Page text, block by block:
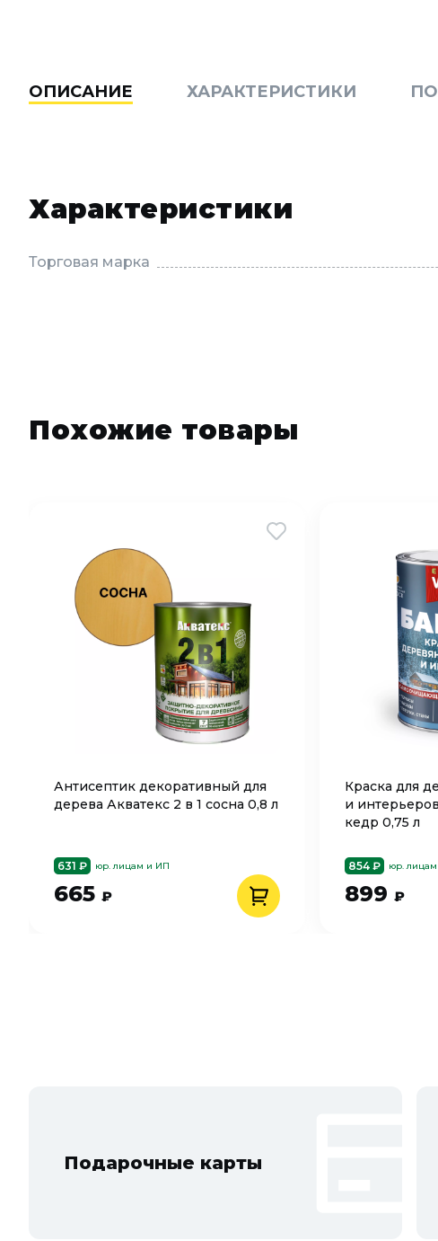
ОПИСАНИЕ ХАРАКТЕРИСТИКИ
Характеристики
Торговая марка
Похожие товары
Антисептик декоративный для
дерева Акватекс 2 в 1 сосна 0,8 л
631 ₽ юр. лицам и ИП
665 ₽
Краска для
и
кедр 0,75 л
854 ₽ юр.
899 ₽
Подарочные карты